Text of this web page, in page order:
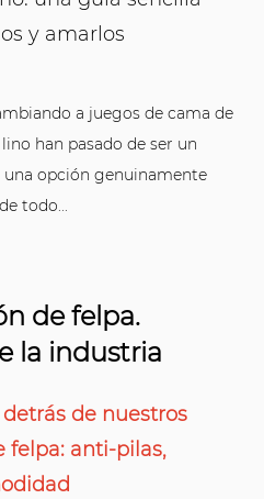
y amarlos
a juegos de cama de
han pasado de ser un
opción genuinamente
todo...
de felpa.
la industria
de nuestros
felpa: anti-pilas,